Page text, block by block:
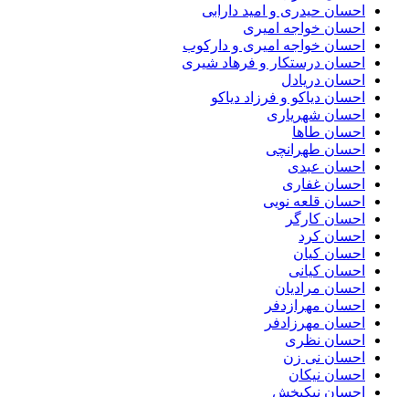
احسان حیدری و امید دارابی
احسان خواجه امیری
احسان خواجه امیری و دارکوب
احسان درستكار و فرهاد شيرى
احسان دریادل
احسان دیاکو و فرزاد دیاکو
احسان شهریاری
احسان طاها
احسان طهرانچی
احسان عبدی
احسان غفاری
احسان قلعه نویی
احسان کارگر
احسان کرد
احسان کیان
احسان کیانی
احسان مرادیان
احسان مهرازدفر
احسان مهرزادفر
احسان نظری
احسان نی زن
احسان نیکان
احسان نیکبخش